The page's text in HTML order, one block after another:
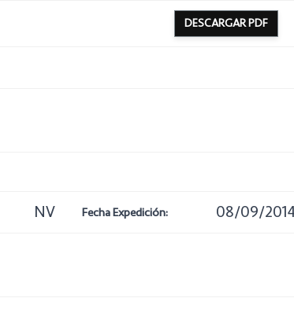
DESCARGAR PDF
NV Fecha Expedición: 08/09/